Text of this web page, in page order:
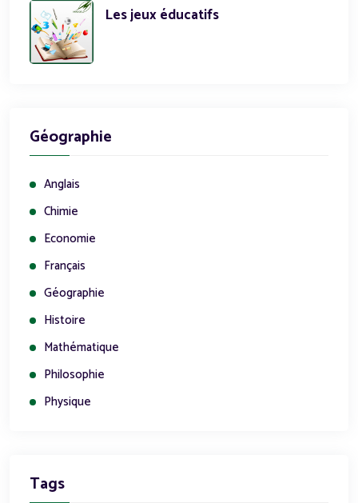
Les jeux éducatifs
Géographie
Anglais
Chimie
Economie
Français
Géographie
Histoire
Mathématique
Philosophie
Physique
Tags